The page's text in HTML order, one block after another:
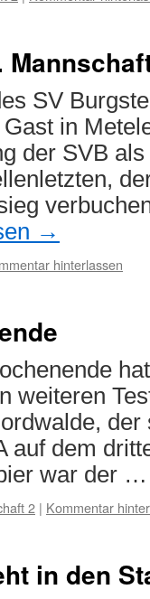
SV
in
der SVB
→
hinterlassen
weiteren
der
auf dem
war der
2 | Kommentar
in den